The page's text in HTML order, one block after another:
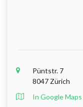
Püntstr. 7
8047 Zürich
In Google